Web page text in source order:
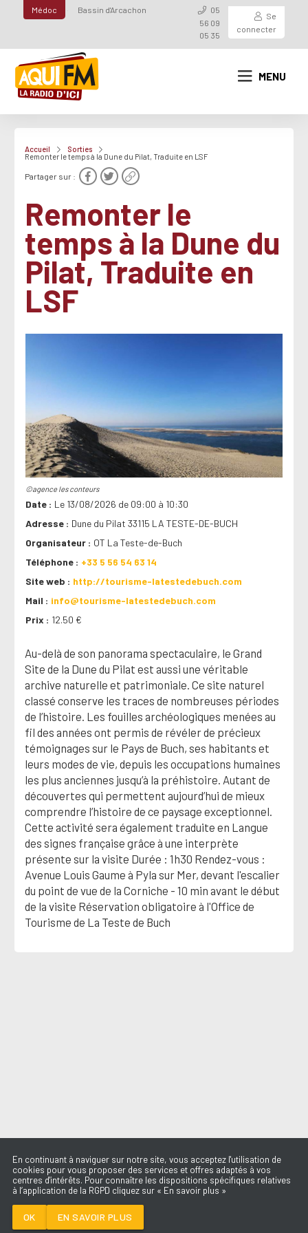
Médoc Bassin d'Arcachon
05
56 09
05 35
Se
connecter
MENU
Accueil
Sorties
Remonter le temps à la Dune du Pilat, Traduite en LSF
Partager sur :
Remonter le
temps à la Dune du
Pilat, Traduite en
LSF
©agence les conteurs
Date
Le 13/08/2026 de 09:00 à 10:30
Adresse
Dune du Pilat 33115 LA TESTE-DE-BUCH
Organisateur
OT La Teste-de-Buch
Téléphone
+33 5 56 54 63 14
Site web
http://tourisme-latestedebuch.com
Mail
info@tourisme-latestedebuch.com
Prix
12.50 €
Au-delà de son panorama spectaculaire, le Grand
Site de la Dune du Pilat est aussi une véritable
archive naturelle et patrimoniale. Ce site naturel
classé conserve les traces de nombreuses périodes
de l’histoire. Les fouilles archéologiques menées au
fil des années ont permis de révéler de précieux
témoignages sur le Pays de Buch, ses habitants et
leurs modes de vie, depuis les occupations humaines
les plus anciennes jusqu’à la préhistoire. Autant de
découvertes qui permettent aujourd’hui de mieux
comprendre l’histoire de ce paysage exceptionnel.
Cette activité sera également traduite en Langue
des signes française grâce à une interprète
présente sur la visite Durée : 1h30 Rendez-vous :
Avenue Louis Gaume à Pyla sur Mer, devant l'escalier
du point de vue de la Corniche - 10 min avant le début
de la visite Réservation obligatoire à l'Office de
Tourisme de La Teste de Buch
En continuant à naviguer sur notre site, vous acceptez l'utilisation de
cookies pour vous proposer des services et offres adaptés à vos
centres d'intérêts. Pour connaître les dispositions spécifiques relatives
à l’application de la RGPD cliquez sur « En savoir plus »
OK EN SAVOIR PLUS